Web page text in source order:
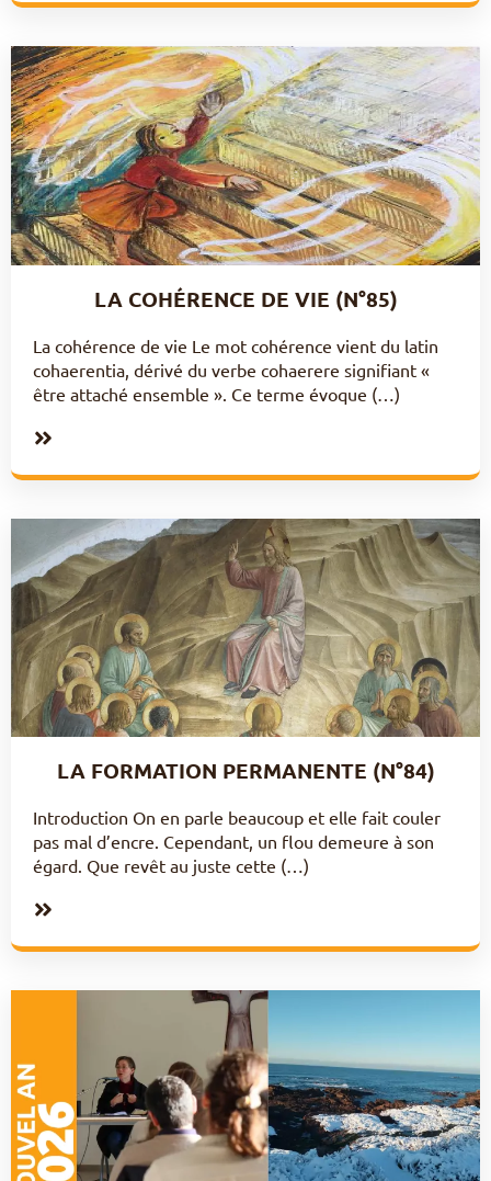
LA COHÉRENCE DE VIE (N°85)
La cohérence de vie Le mot cohérence vient du latin
cohaerentia, dérivé du verbe cohaerere signifiant «
être attaché ensemble ». Ce terme évoque (…)
LA FORMATION PERMANENTE (N°84)
Introduction On en parle beaucoup et elle fait couler
pas mal d’encre. Cependant, un flou demeure à son
égard. Que revêt au juste cette (…)